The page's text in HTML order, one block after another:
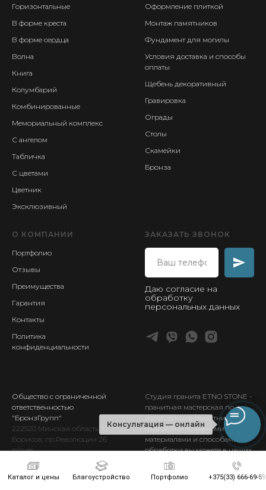
Каталог и цены Благоустройство Портфолио +375(33) 666-69-59
Консультация — онлайн
Горизонтальные
В форме креста
В форме сердца
Волна
Книга
Колумбарий
Комбинированные
Мемориальный комплекс
С ангелом
Табличка
С цветами
Цветник
Эксклюзивный
Оформление плиткой
Монтаж памятников
Фундамент для могилы
Условия доставка и способы
оплаты
Щебень декоративный
Гравировка
Ограды
Столы
Скамейки
Бронза
О КОМПАНИИ
Портфолио
Отзывы
Преимущества
Гарантия
Контакты
Политика
конфиденциальности
ЗАКАЗАТЬ ЗВОНОК
Даю согласие на
обработку
персональных данных
Общество с ограниченной
ответственностью
"БронзГрупп"
222520 Минская область, г.
Борисов, пр.Революции 26
р/счет
96BLBB30120693256617001001
в отд. №933
«Белинвестбанк»
г.Борисова,
Студия гранита ETNO STONE -
гранитная мастерская по
изготовление памятников и
надгробий. Ознакомиться с
материалами и способами
обработки вы можете в наших
выставочных залах в Борисове.